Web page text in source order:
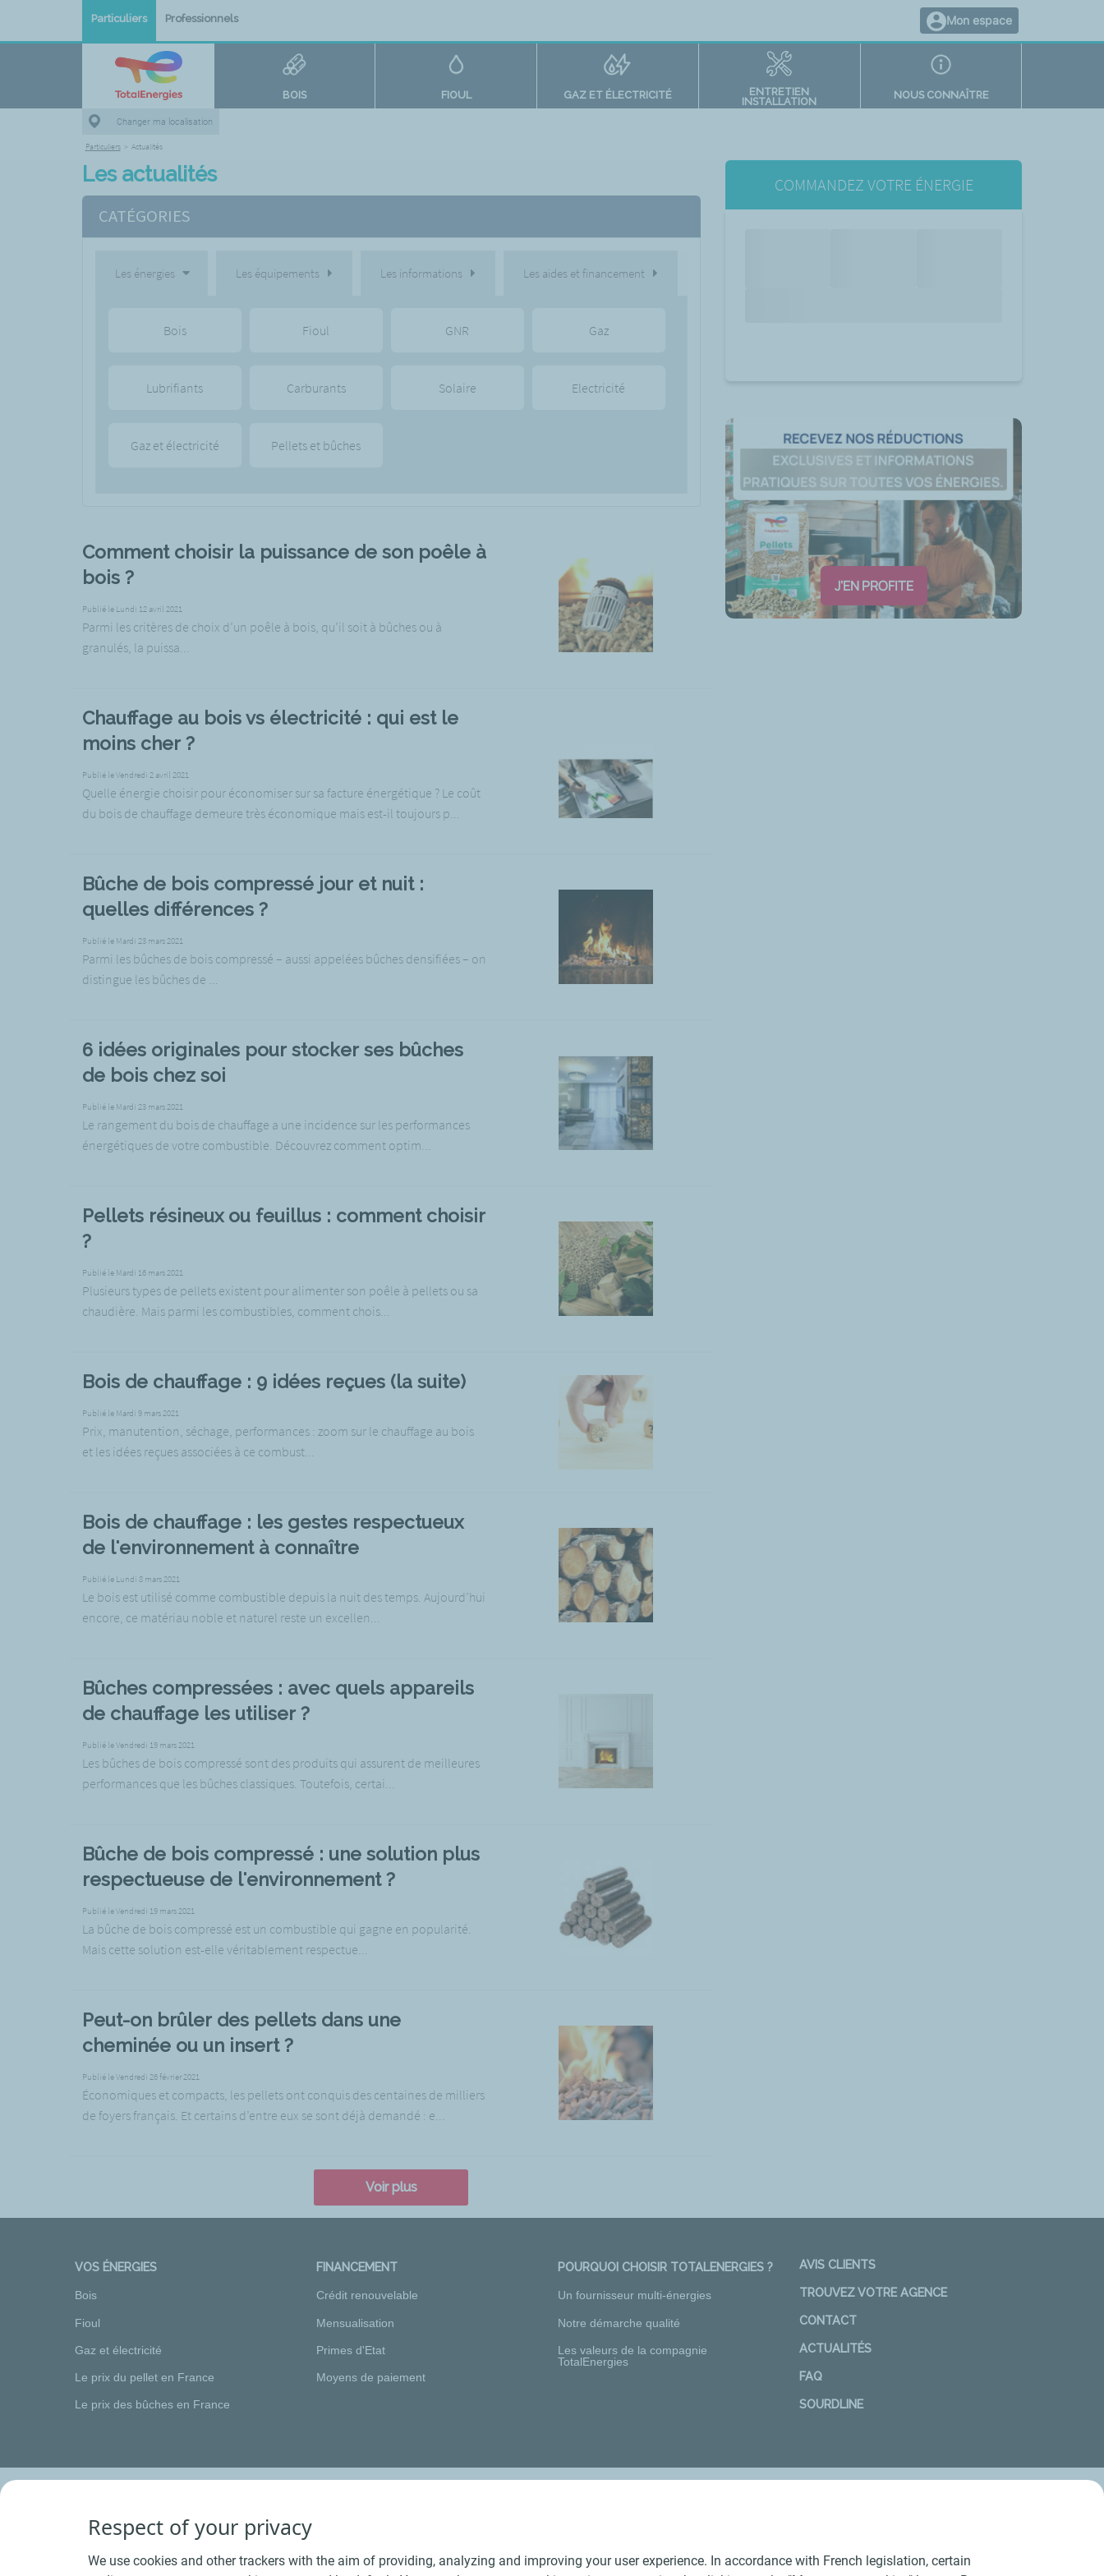
Particuliers Professionnels Mon espace
BOIS FIOUL GAZ ET ÉLECTRICITÉ
ENTRETIEN
INSTALLATION
NOUS CONNAÎTRE
Changer ma localisation
Particuliers > Actualités
Les actualités
CATÉGORIES
Les énergies Les équipements Les informations Les aides et financement
Bois Fioul GNR Gaz
Lubrifiants Carburants Solaire Electricité
Gaz et électricité Pellets et bûches
Comment choisir la puissance de son poêle à
bois ?
Publié le Lundi 12 avril 2021
Parmi les critères de choix d’un poêle à bois, qu’il soit à bûches ou à
granulés, la puissa...
Chauffage au bois vs électricité : qui est le
moins cher ?
Publié le Vendredi 2 avril 2021
Quelle énergie choisir pour économiser sur sa facture énergétique ? Le coût
du bois de chauffage demeure très économique mais est-il toujours p...
Bûche de bois compressé jour et nuit :
quelles différences ?
Publié le Mardi 23 mars 2021
Parmi les bûches de bois compressé – aussi appelées bûches densifiées – on
distingue les bûches de ...
6 idées originales pour stocker ses bûches
de bois chez soi
Publié le Mardi 23 mars 2021
Le rangement du bois de chauffage a une incidence sur les performances
énergétiques de votre combustible. Découvrez comment optim...
Pellets résineux ou feuillus : comment choisir
?
Publié le Mardi 16 mars 2021
Plusieurs types de pellets existent pour alimenter son poêle à pellets ou sa
chaudière. Mais parmi les combustibles, comment chois...
Bois de chauffage : 9 idées reçues (la suite)
Publié le Mardi 9 mars 2021
Prix, manutention, séchage, performances : zoom sur le chauffage au bois
et les idées reçues associées à ce combust...
Bois de chauffage : les gestes respectueux
de l'environnement à connaître
Publié le Lundi 8 mars 2021
Le bois est utilisé comme combustible depuis la nuit des temps. Aujourd’hui
encore, ce matériau noble et naturel reste un excellen...
Bûches compressées : avec quels appareils
de chauffage les utiliser ?
Publié le Vendredi 19 mars 2021
Les bûches de bois compressé sont des produits qui assurent de meilleures
performances que les bûches classiques. Toutefois, certai...
Bûche de bois compressé : une solution plus
respectueuse de l'environnement ?
Publié le Vendredi 19 mars 2021
La bûche de bois compressé est un combustible qui gagne en popularité.
Mais cette solution est-elle véritablement respectue...
Peut-on brûler des pellets dans une
cheminée ou un insert ?
Publié le Vendredi 26 février 2021
Économiques et compacts, les pellets ont conquis des centaines de milliers
de foyers français. Et certains d’entre eux se sont déjà demandé : e...
Voir plus
COMMANDEZ VOTRE ÉNERGIE
J'EN PROFITE
VOS ÉNERGIES
Bois
Fioul
Gaz et électricité
Le prix du pellet en France
Le prix des bûches en France
FINANCEMENT
Crédit renouvelable
Mensualisation
Primes d'Etat
Moyens de paiement
POURQUOI CHOISIR TOTALENERGIES ?
Un fournisseur multi-énergies
Notre démarche qualité
Les valeurs de la compagnie
TotalEnergies
AVIS CLIENTS
TROUVEZ VOTRE AGENCE
CONTACT
ACTUALITÉS
FAQ
SOURDLINE
Respect of your privacy
We use cookies and other trackers with the aim of providing, analyzing and improving your user experience. In accordance with French legislation, certain